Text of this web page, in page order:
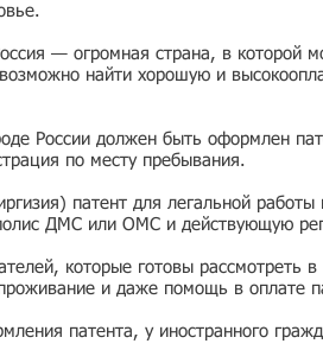
— огромная страна, в которой
найти хорошую и
России должен быть оформлен
по месту пребывания.
патент для легальной
ДМС или ОМС и действующую
которые готовы рассмотреть
и даже помощь в оплате
патента, у иностранного